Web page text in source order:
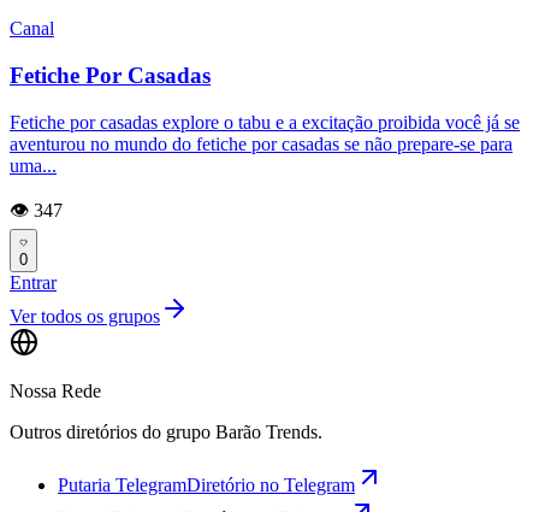
Canal
Fetiche Por Casadas
Fetiche por casadas explore o tabu e a excitação proibida você já se
aventurou no mundo do fetiche por casadas se não prepare-se para
uma...
👁️ 347
0
Entrar
Ver todos os grupos
Nossa Rede
Outros diretórios do grupo Barão Trends.
Putaria TelegramDiretório no Telegram